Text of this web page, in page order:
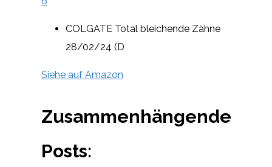
COLGATE Total bleichende Zähne
28/02/24 (D
Siehe auf Amazon
Zusammenhängende
Posts: